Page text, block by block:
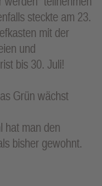
steckte am 23.
mit der
und
bis 30. Juli!
Grün wächst
hat man den
bisher gewohnt.